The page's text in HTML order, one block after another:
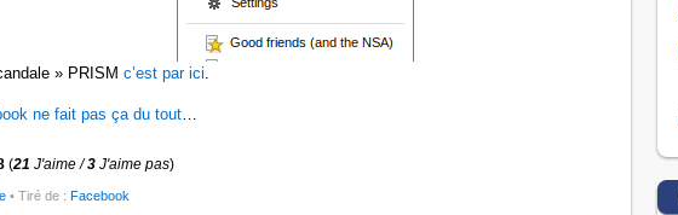
» PRISM c’est par ici
ne fait pas ça du tout…
(21 J'aime /3 J'aime pas)
• Tiré de : Facebook